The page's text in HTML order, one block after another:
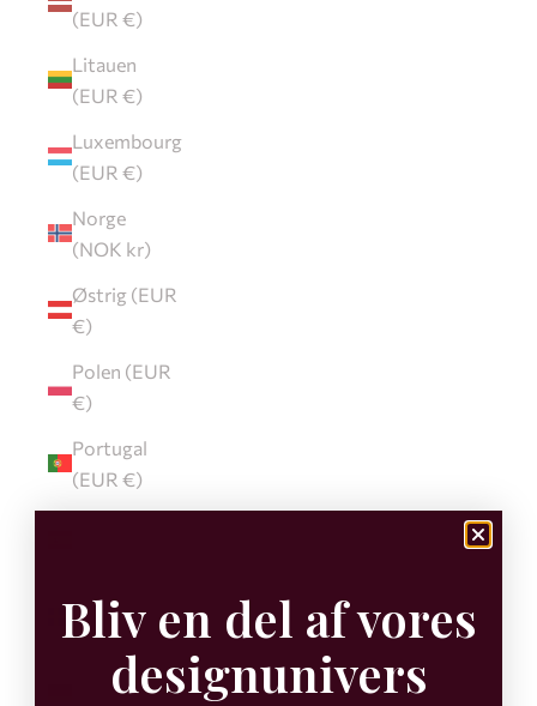
(EUR €)
Litauen
(EUR €)
Luxembourg
(EUR €)
Norge
(NOK kr)
Østrig (EUR
€)
Polen (EUR
€)
Portugal
(EUR €)
Sverige
(EUR €)
Tyskland
Bliv en del af vores
designunivers